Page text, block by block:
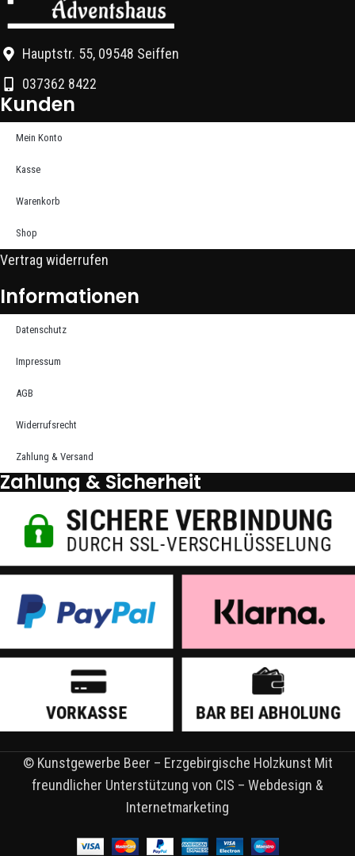
Hauptstr. 55, 09548 Seiffen
037362 8422
Kunden
Mein Konto
Kasse
Warenkorb
Shop
Vertrag widerrufen
Informationen
Datenschutz
Impressum
AGB
Widerrufsrecht
Zahlung & Versand
Zahlung & Sicherheit
© Kunstgewerbe Beer – Erzgebirgische Holzkunst Mit
freundlicher Unterstützung von CIS – Webdesign &
Internetmarketing